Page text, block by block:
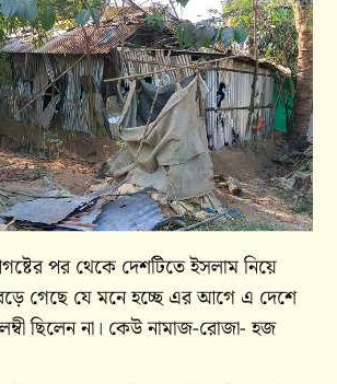
পর থেকে দেশটিতে ইসলাম নিয়ে
গেছে যে মনে হচ্ছে এর আগে এ দেশে
ছিলেন না। কেউ নামাজ-রোজা- হজ